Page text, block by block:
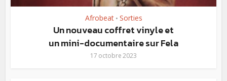
Afrobeat • Sorties
Un nouveau coffret vinyle et
un mini-documentaire sur Fela
17 octobre 2023